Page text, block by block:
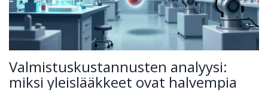
Valmistuskustannusten analyysi:
miksi yleislääkkeet ovat halvempia